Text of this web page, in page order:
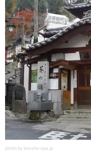
photo by bessho-spa.jp